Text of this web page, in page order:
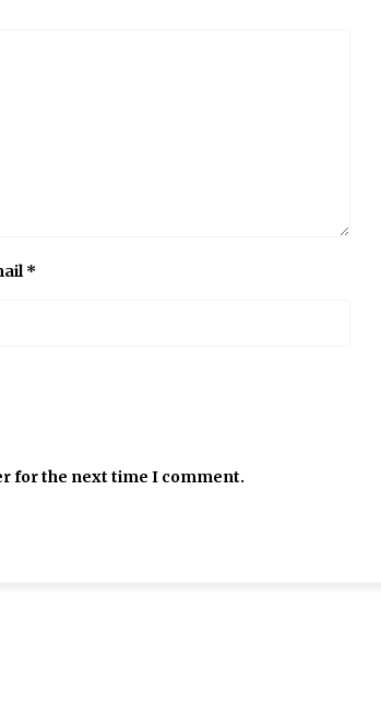
*
for the next time I comment.